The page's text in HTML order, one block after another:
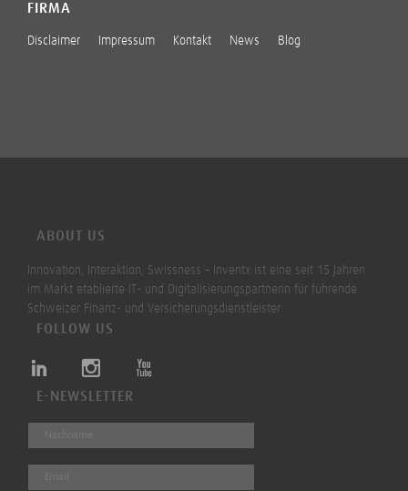
FIRMA
Disclaimer Impressum Kontakt News Blog
ABOUT US
Innovation, Interaktion, Swissness – Inventx ist eine seit 15 Jahren
im Markt etablierte IT- und Digitalisierungspartnerin für führende
Schweizer Finanz- und Versicherungsdienstleister.
FOLLOW US
E-NEWSLETTER